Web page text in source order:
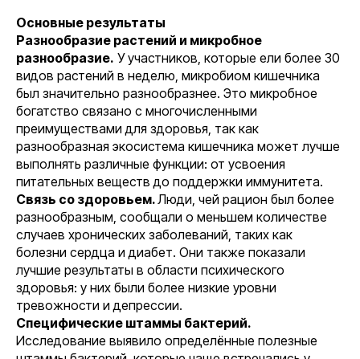
Основные результаты
Разнообразие растений и микробное
разнообразие. У участников, которые ели более 30
видов растений в неделю, микробиом кишечника
был значительно разнообразнее. Это микробное
богатство связано с многочисленными
преимуществами для здоровья, так как
разнообразная экосистема кишечника может лучше
выполнять различные функции: от усвоения
питательных веществ до поддержки иммунитета.
Связь со здоровьем.Люди, чей рацион был более
разнообразным, сообщали о меньшем количестве
случаев хронических заболеваний, таких как
болезни сердца и диабет. Они также показали
лучшие результаты в области психического
здоровья: у них были более низкие уровни
тревожности и депрессии.
Специфические штаммы бактерий.
Исследование выявило определённые полезные